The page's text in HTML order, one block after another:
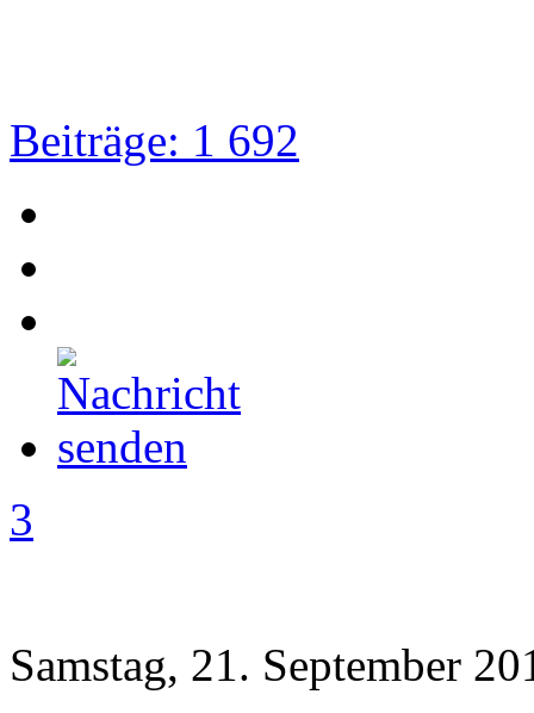
Beiträge: 1 692
3
Samstag, 21. September